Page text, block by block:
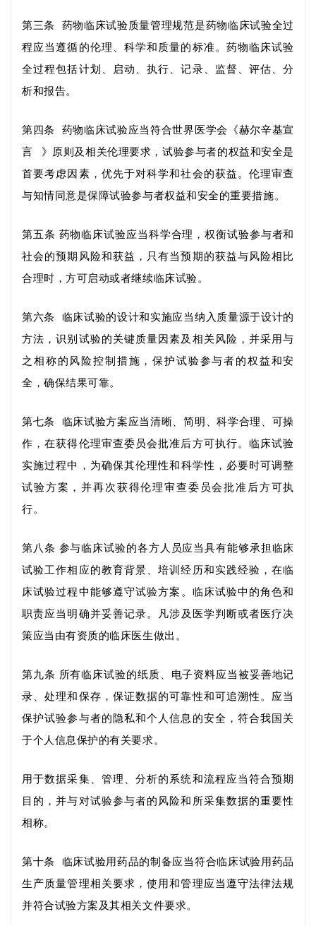
第三条
药物临床试验质量管理规范是药物临床试验全过
程应当遵循的伦理、科学和质量的标准。药物临床试验
全过程包括计划、启动、执行、记录、监督、评估、分
析和报告。
第四条 药物临床试验应当符合世界医学会 《赫尔辛基宣
言
》原则及相关伦理要求，试验参与者的权益和安全是
首要考虑因素，优先于对科学和社会的获益。伦理审查
与知情同意是保障试验参与者权益和安全的重要措施。
第五条 药物临床试验应当科学合理，权衡试验参与者和
社会的预期风险和获益，只有当预期的获益与风险相比
合理时，方可启动或者继续临床试验。
第六条
临床试验的设计和实施应当纳入质量源于设计的
方法，识别试验的关键质量因素及相关风险，并采用与
之相称的风险控制措施，保护试验参与者的权益和安
全，确保结果可靠。
第七条
临床试验方案应当清晰、简明、科学合理、可操
作，在获得伦理审查委员会批准后方可执行。临床试验
实施过程中，为确保其伦理性和科学性，必要时可调整
试验方案，并再次获得伦理审查委员会批准后方可执
行。
第八条 参与临床试验的各方人员应当具有能够承担临床
试验工作相应的教育背景、培训经历和实践经验，在临
床试验过程中能够遵守试验方案 。 临床试验中的角色和
职责应当 明确并妥善记录。 凡涉及医学判断或者医疗决
策应当由有资质的临床医生做出。
第九条 所有临床试验的纸质、 电子资料应当被妥善地记
录、处理和保存，保证数据的可靠性和可追溯性。应当
保护试验参与者的隐私和个人信息的安全，符合我国关
于个人信息保护的有关要求。
用于数据采集、管理、分析的系统和流程应当符合预期
目的，并与对试验参与者的风险和所采集数据的重要性
相称。
第十条 临床试验用药品的制备应当符合临床试验用药品
生产质量管理相关要求 ，使用和管理应当遵守法律法规
并符合试验方案及其相关文件要求。